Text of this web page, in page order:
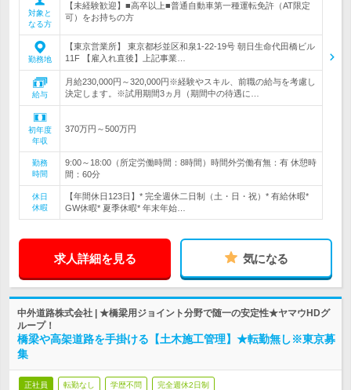
対象と
なる方
【未経験歓迎】■高卒以上■普通自動車第一種運転免許（AT限定
可）をお持ちの方
勤務地
【東京営業所】 東京都杉並区和泉1-22-19号 朝日生命代田橋ビル
11F 【雇入れ直後】上記事業…
給与
月給230,000円～320,000円※経験やスキル、前職の給与を考慮し
決定します。※試用期間3ヵ月（期間中の待遇に…
初年度
年収
370万円～500万円
勤務
時間
9:00～18:00（所定労働時間：8時間）時間外労働有無：有 休憩時
間：60分
休日
休暇
【年間休日123日】* 完全週休二日制（土・日・祝）* 有給休暇*
GW休暇* 夏季休暇* 年末年始…
求人詳細を見る 気になる
中外道路株式会社 | ★橋梁用ジョイント分野で随一の安定性★ヤマウHDグ
ループ！
橋梁や高架道路を手掛ける【土木施工管理】★転勤無し※東京募
集
正社員 転勤なし 学歴不問 完全週休2日制